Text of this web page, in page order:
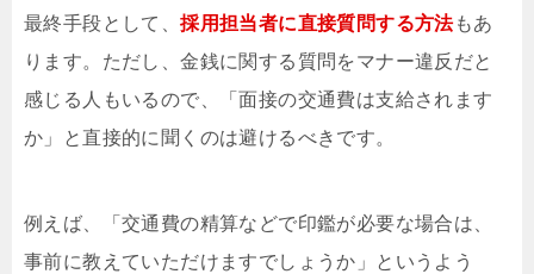
最終手段として、採用担当者に直接質問する方法もあ
ります。ただし、金銭に関する質問をマナー違反だと
感じる人もいるので、「面接の交通費は支給されます
か」と直接的に聞くのは避けるべきです。
例えば、「交通費の精算などで印鑑が必要な場合は、
事前に教えていただけますでしょうか」というよう